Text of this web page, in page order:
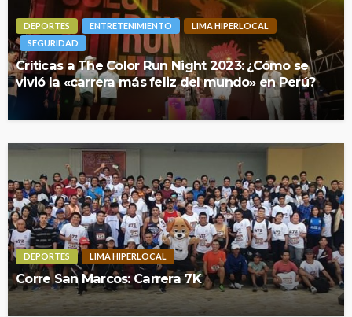
DEPORTES ENTRETENIMIENTO
LIMA HIPERLOCAL
SEGURIDAD
Críticas a The Color Run Night 2023: ¿Cómo se
vivió la «carrera más feliz del mundo» en Perú?
DEPORTES LIMA HIPERLOCAL
Corre San Marcos: Carrera 7K